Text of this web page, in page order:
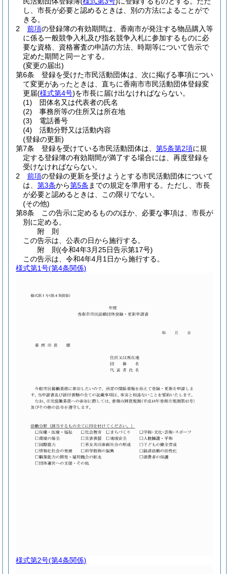
し、市長が必要と認めるときは、別の方法によることがで
きる。
2
前項の登録簿の有効期間は、香南市が発注する物品購入等
に係る一般競争入札及び指名競争入札に参加するものに必
要な資格、資格審査の申請の方法、時期等について告示で
定めた期間と同一とする。
(変更の届出)
第6条
登録を受けた市民活動団体は、次に掲げる事項につい
て変更があったときは、直ちに香南市市民活動団体登録変
更届(様式第4号)を市長に届け出なければならない。
(1)
団体名又は代表者の氏名
(2)
事務所等の住所又は所在地
(3)
電話番号
(4)
活動分野又は活動内容
(登録の更新)
第7条
登録を受けている市民活動団体は、 第5条第2項に規
定する登録簿の有効期間が満了する場合には、再度登録を
受けなければならない。
2
前項の登録の更新を受けようとする市民活動団体について
は、 第3条から第5条 までの規定を準用する。 ただし、市長
が必要と認めるときは、この限りでない。
(その他)
第8条
この告示に定めるもののほか、必要な事項は、市長が
別に定める。
附 則
この告示は、公表の日から施行する。
附 則(令和4年3月25日告示第17号)
この告示は、令和4年4月1日から施行する。
様式第1号(第4条関係)
様式第2号(第4条関係)